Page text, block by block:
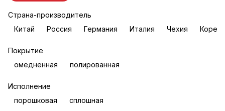
Страна-производитель
Китай
Россия Германия Италия Чехия Корея
Покрытие
омедненная
полированная
Исполнение
порошковая
сплошная